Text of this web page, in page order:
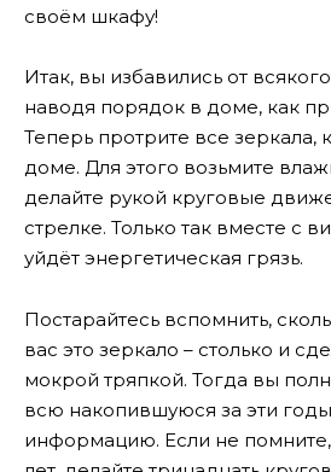
своём шкафу!
Итак, вы избавились от
наводя порядок в доме, как
Теперь протрите все зеркала,
доме. Для этого возьмите
делайте рукой круговые
стрелке. Только так вместе с
уйдёт энергетическая грязь.
Постарайтесь вспомнить,
вас это зеркало – столько и
мокрой тряпкой. Тогда вы
всю накопившуюся за эти
информацию. Если не помните,